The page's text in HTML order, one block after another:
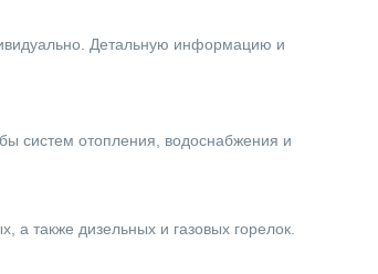
Детальную информацию и
систем отопления, водоснабжения и
а также дизельных и газовых горелок.